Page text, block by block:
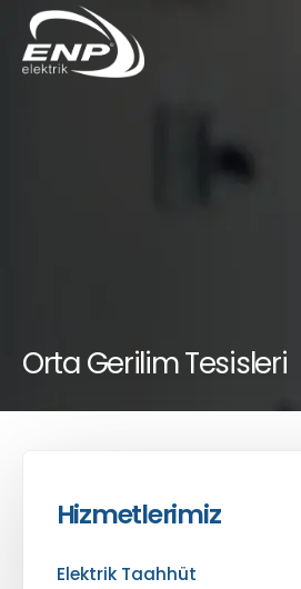
Orta Gerilim Tesisleri
Hizmetlerimiz
Elektrik Taahhüt